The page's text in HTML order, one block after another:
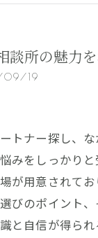
談所の魅力
19
トナー探し、
みをしっかり
が用意されて
びのポイント
と自信が得られ